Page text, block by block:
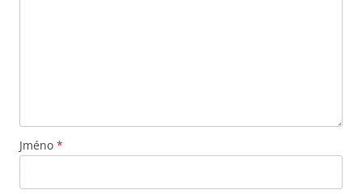
Jméno *